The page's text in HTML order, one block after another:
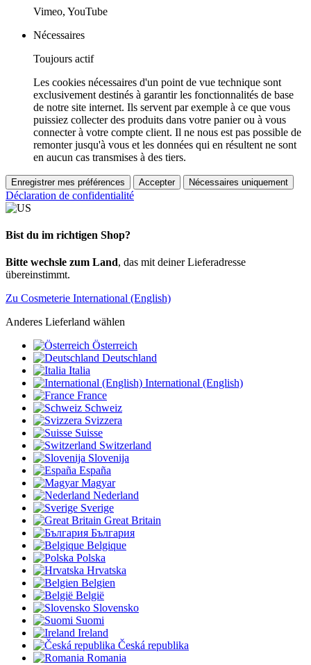
Vimeo, YouTube
Nécessaires
Toujours actif
Les cookies nécessaires d'un point de vue technique sont
exclusivement destinés à garantir les fonctionnalités de base
de notre site internet. Ils servent par exemple à ce que vous
puissiez collecter des produits dans votre panier ou à vous
connecter à votre compte client. Il ne nous est pas possible de
remonter jusqu'à vous et les données qui en résultent ne sont
en aucun cas transmises à des tiers.
Enregistrer mes préférences Accepter Nécessaires uniquement
Déclaration de confidentialité
Bist du im richtigen Shop?
Bitte wechsle zum Land, das mit deiner Lieferadresse
übereinstimmt.
Zu Cosmeterie International (English)
Anderes Lieferland wählen
Österreich
Deutschland
Italia
International (English)
France
Schweiz
Svizzera
Suisse
Switzerland
Slovenija
España
Magyar
Nederland
Sverige
Great Britain
България
Belgique
Polska
Hrvatska
Belgien
België
Slovensko
Suomi
Ireland
Česká republika
Romania